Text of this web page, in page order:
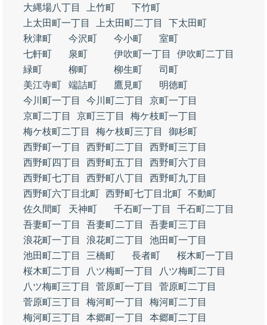
大縄場八丁目
上竹町
下竹町
上太田町一丁目
上太田町二丁目
下太田町
秋津町
今沢町 今小町
室町
七軒町
泉町 伊吹町一丁目
伊吹町二丁目
緑町
柳町 柳生町
司町
美江寺町
端詰町 鷹見町
明徳町
今川町一丁目
今川町二丁目
京町一丁目
京町二丁目
京町三丁目
梅ケ枝町一丁目
梅ケ枝町二丁目
梅ケ枝町三丁目
御杉町
西野町一丁目
西野町二丁目
西野町三丁目
西野町四丁目
西野町五丁目
西野町六丁目
西野町七丁目
西野町八丁目
西野町九丁目
西野町六丁目北町 西野町七丁目北町 不動町
佐久間町
天神町 千石町一丁目
千石町二丁目
吾妻町一丁目
吾妻町二丁目
吾妻町三丁目
浪花町一丁目
浪花町二丁目
池田町一丁目
池田町二丁目
三橋町 長者町
桜木町一丁目
桜木町二丁目
八ツ梅町一丁目
八ツ梅町二丁目
八ツ梅町三丁目
菅原町一丁目
菅原町二丁目
菅原町三丁目
梅河町一丁目
梅河町二丁目
梅河町三丁目
本郷町一丁目
本郷町二丁目